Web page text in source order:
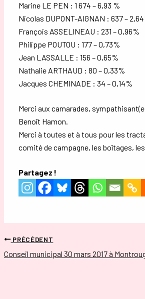
Marine LE PEN : 1 674 – 6,93 %
Nicolas DUPONT-AIGNAN : 637 –
François ASSELINEAU : 231 – 0,96%
Philippe POUTOU : 177 – 0,73%
Jean LASSALLE : 156 – 0,65%
Nathalie ARTHAUD : 80 – 0,33%
Jacques CHEMINADE : 34 – 0,14%
Merci aux camarades,
Benoît Hamon.
Merci à toutes et à tous pour les
comité de campagne, les boîtages,
Partagez !
PRÉCÉDENT
Conseil municipal 30 mars 2017 à